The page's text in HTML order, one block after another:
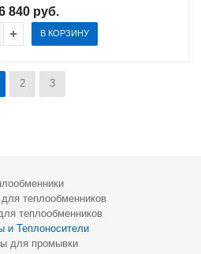
840руб.
В КОРЗИНУ
2 3
теплообменников
теплообменников
и Теплоносители
для промывки